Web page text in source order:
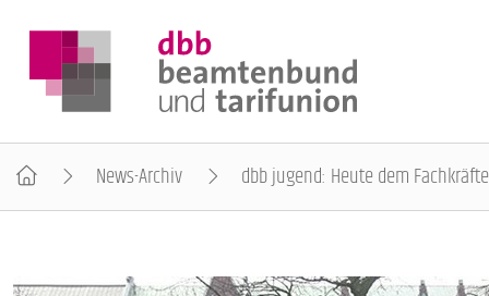
News-Archiv dbb jugend: Heute dem